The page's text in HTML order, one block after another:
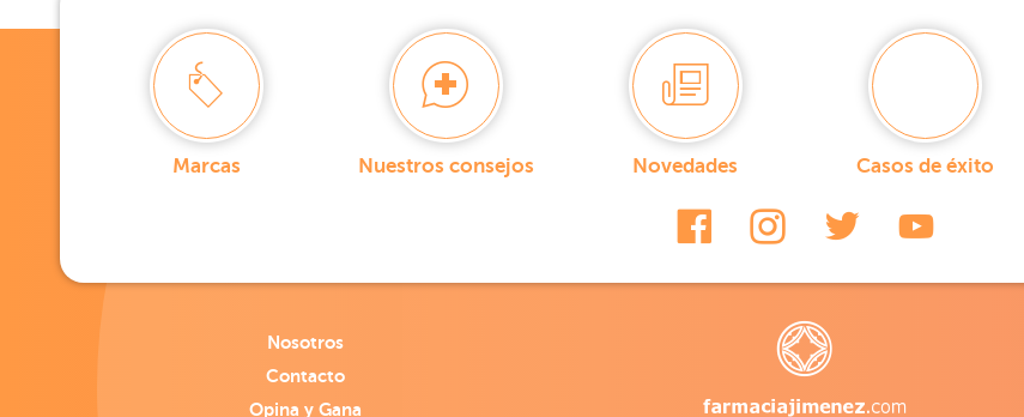
Marcas Nuestros consejos Novedades Casos de éxito
Nosotros
Contacto
Opina y Gana